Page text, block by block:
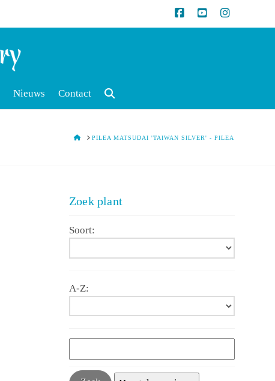
Nieuws Contact
HOMEPILEA MATSUDAI 'TAIWAN SILVER' - PILEA
Zoek plant
Soort:
A-Z: